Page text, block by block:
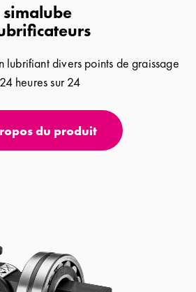
simalube
lubrifiant divers points de graissage
24 heures sur 24
du produit